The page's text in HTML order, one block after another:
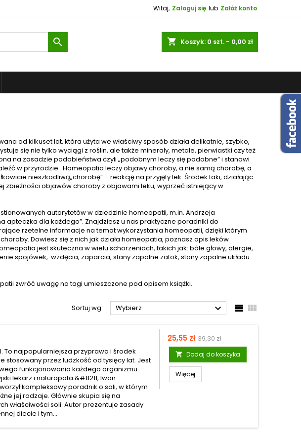
Witaj, Zaloguj się lub Załóż konto
shopping_cart Koszyk: 0 szt. - 0,00 zł

od kilkuset lat, która użyta we właściwy sposób działa delikatnie, szybko,
się nie tylko wyciągi z roślin, ale także minerały, metale, pierwiastki czy też
na zasadzie podobieństwa czyli „podobnym leczy się podobne” i stanowi
w przyrodzie. Homeopatia leczy objawy choroby, a nie samą chorobę, a
nieszkodliwą„chorobę” – reakcję na przyjęty lek. Środek taki, działając
zbieżności objawów choroby z objawami leku, wyprzeć istniejący w
autorytetów w dziedzinie homeopatii, m.in. Andrzeja
apteczka dla każdego”. Znajdziesz u nas praktyczne poradniki do
rzetelne informacje na temat wykorzystania homeopatii, dzięki którym
Dowiesz się z nich jak działa homeopatia, poznasz opis leków
jest skuteczna w wielu schorzeniach, takich jak: bóle głowy, alergie,
spojówek, wzdęcia, zaparcia, stany zapalne zatok, stany zapalne układu
zwróć uwagę na tagi umieszczone pod opisem książki.
Sortuj wg: Wybierz   
To najpopularniejsza przyprawa i środek
stosowany przez ludzkość od tysięcy lat. Jest
funkcjonowania każdego organizmu.
lekarz i naturopata &#8211; Iwan
kompleksowy poradnik o soli, w którym
jej rodzaje. Głównie skupia się na
właściwości soli. Autor prezentuje zasady
diecie i tym...
Cena
25,55 zł Cena
podstawowa
39,30 zł
 Dodaj do koszyka
Więcej